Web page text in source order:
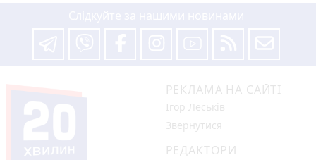
РЕКЛАМА НА САЙТІ
Ігор Леськів
Звернутися
РЕДАКТОРИ